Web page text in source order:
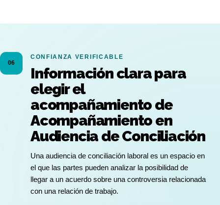
06
CONFIANZA VERIFICABLE
Información clara para
elegir el
acompañamiento de
Acompañamiento en
Audiencia de Conciliación
Una audiencia de conciliación laboral es un espacio en
el que las partes pueden analizar la posibilidad de
llegar a un acuerdo sobre una controversia relacionada
con una relación de trabajo.